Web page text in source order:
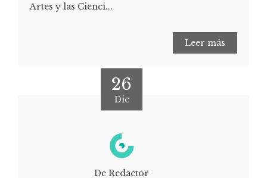
Artes y las Cienci...
Leer más
26
Dic
De Redactor